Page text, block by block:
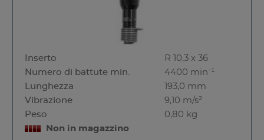
Inserto
R 10,3 x 36
Numero di battute min.
4400 min⁻¹
Lunghezza
193,0 mm
Vibrazione
9,10 m/s²
Peso
0,80 kg
Non in magazzino